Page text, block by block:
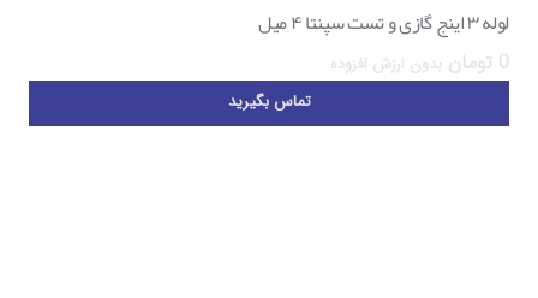
لوله ۳ اینج گازی و تست سپنتا ۴ میل
0 تومان بدون ارزش افزوده
تماس بگیرید